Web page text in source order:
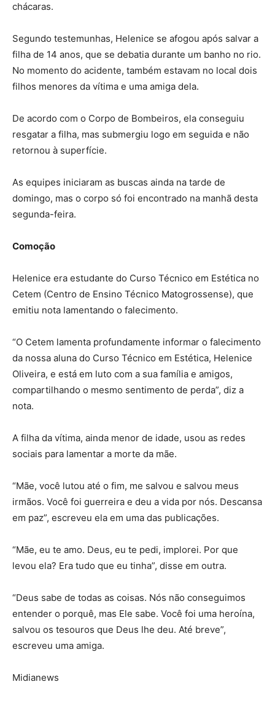
chácaras.
Segundo testemunhas, Helenice se afogou após salvar a
filha de 14 anos, que se debatia durante um banho no rio.
No momento do acidente, também estavam no local dois
filhos menores da vítima e uma amiga dela.
De acordo com o Corpo de Bombeiros, ela conseguiu
resgatar a filha, mas submergiu logo em seguida e não
retornou à superfície.
As equipes iniciaram as buscas ainda na tarde de
domingo, mas o corpo só foi encontrado na manhã desta
segunda-feira.
Comoção
Helenice era estudante do Curso Técnico em Estética no
Cetem (Centro de Ensino Técnico Matogrossense), que
emitiu nota lamentando o falecimento.
“O Cetem lamenta profundamente informar o falecimento
da nossa aluna do Curso Técnico em Estética, Helenice
Oliveira, e está em luto com a sua família e amigos,
compartilhando o mesmo sentimento de perda”, diz a
nota.
A filha da vítima, ainda menor de idade, usou as redes
sociais para lamentar a morte da mãe.
“Mãe, você lutou até o fim, me salvou e salvou meus
irmãos. Você foi guerreira e deu a vida por nós. Descansa
em paz”, escreveu ela em uma das publicações.
“Mãe, eu te amo. Deus, eu te pedi, implorei. Por que
levou ela? Era tudo que eu tinha”, disse em outra.
“Deus sabe de todas as coisas. Nós não conseguimos
entender o porquê, mas Ele sabe. Você foi uma heroína,
salvou os tesouros que Deus lhe deu. Até breve”,
escreveu uma amiga.
Midianews